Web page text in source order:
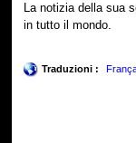
La notizia della sua
in tutto il mondo.
Traduzioni :